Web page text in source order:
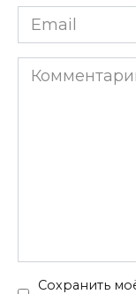
Email
*
Комментарий
Сохранить